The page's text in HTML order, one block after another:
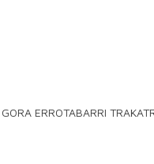
ERROTABARRI